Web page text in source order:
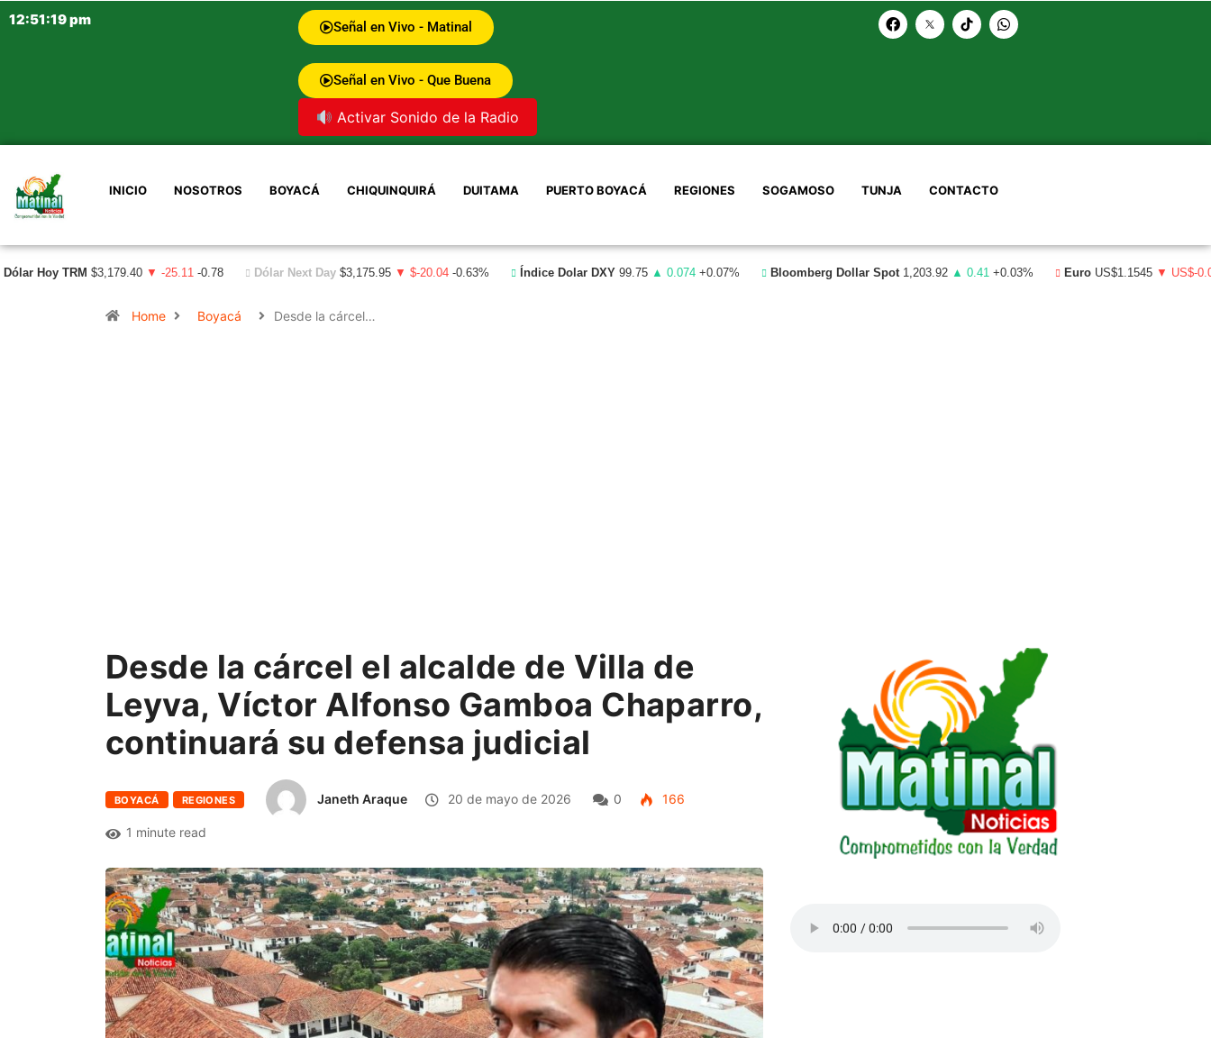
12:51:20 pm Señal en Vivo - Matinal
Señal en Vivo - Que Buena
Activar Sonido de la Radio
INICIO NOSOTROS BOYACÁ CHIQUINQUIRÁ DUITAMA PUERTO BOYACÁ REGIONES SOGAMOSO TUNJA CONTACTO
Dólar Hoy TRM $3,179.40 ▼ -25.11 -0.78 Dólar Next Day $3,175.95 ▼ $-20.04 -0.63% Índice Dolar DXY 99.75 ▲ 0.074 +0.07% Bloomberg Dollar Spot 1,203.92 ▲ 0.41 +0.03% Euro US$1.1545 ▼ US$-
Home Boyacá Desde la cárcel…
Desde la cárcel el alcalde de Villa de
Leyva, Víctor Alfonso Gamboa Chaparro,
continuará su defensa judicial
BOYACÁ REGIONES Janeth Araque 20 de mayo de 2026 0 166
1 minute read